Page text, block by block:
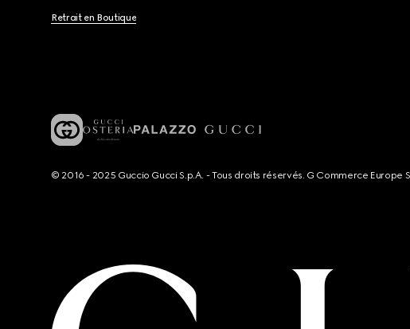
Retrait en Boutique
© 2016 - 2025 Guccio Gucci S.p.A. - Tous droits réservés. G Commerce